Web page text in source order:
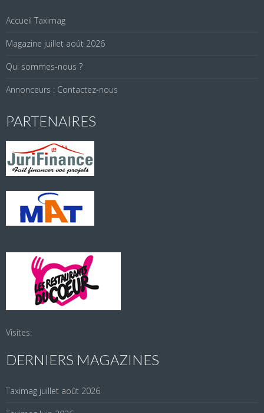
Accueil Taximag
Magazine juillet août 2026
Qui sommes-nous ?
Annonceurs : Contactez-nous
PARTENAIRES
Visites:
DERNIERS MAGAZINES
Taximag juillet août 2026